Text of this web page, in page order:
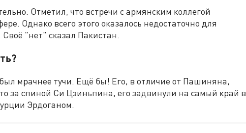
Отметил, что встречи с армянским коллегой
Однако всего этого оказалось недостаточно для
"нет" сказал Пакистан.
мрачнее тучи. Ещё бы! Его, в отличие от Пашиняна,
за спиной Си Цзиньпина, его задвинули на самый край в
Эрдоганом.